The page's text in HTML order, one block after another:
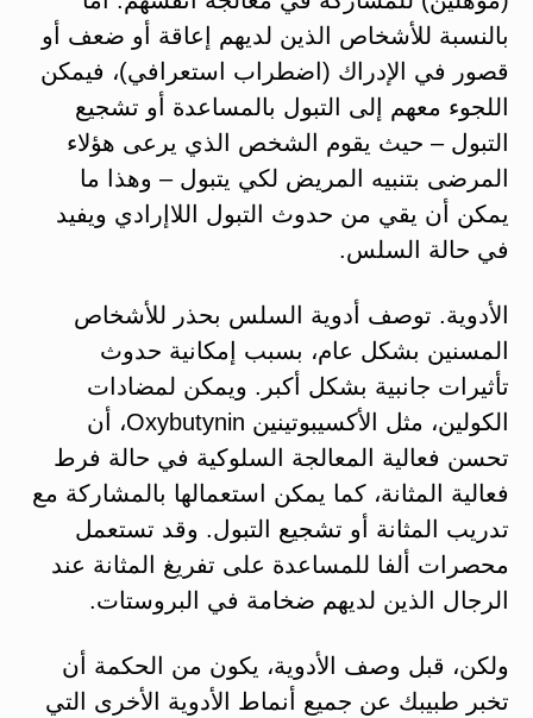
بالنسبة للأشخاص الذين لديهم إعاقة أو ضعف أو
قصور في الإدراك (اضطراب استعرافي)، فيمكن
اللجوء معهم إلى التبول بالمساعدة أو تشجيع
التبول – حيث يقوم الشخص الذي يرعى هؤلاء
المرضى بتنبيه المريض لكي يتبول – وهذا ما
يمكن أن يقي من حدوث التبول اللاإرادي ويفيد
في حالة السلس.
الأدوية. توصف أدوية السلس بحذر للأشخاص
المسنين بشكل عام، بسبب إمكانية حدوث
تأثيرات جانبية بشكل أكبر. ويمكن لمضادات
الكولين، مثل الأكسيبوتينين Oxybutynin، أن
تحسن فعالية المعالجة السلوكية في حالة فرط
فعالية المثانة، كما يمكن استعمالها بالمشاركة مع
تدريب المثانة أو تشجيع التبول. وقد تستعمل
محصرات ألفا للمساعدة على تفريغ المثانة عند
الرجال الذين لديهم ضخامة في البروستات.
ولكن، قبل وصف الأدوية، يكون من الحكمة أن
تخبر طبيبك عن جميع أنماط الأدوية الأخرى التي